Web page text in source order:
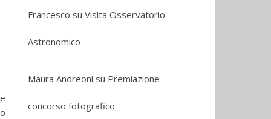
Francesco su Visita Osservatorio
Astronomico
Maura Andreoni su Premiazione
concorso fotografico